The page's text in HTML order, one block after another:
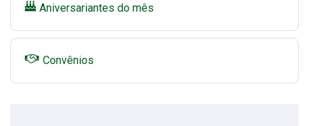
Aniversariantes do mês
Convênios